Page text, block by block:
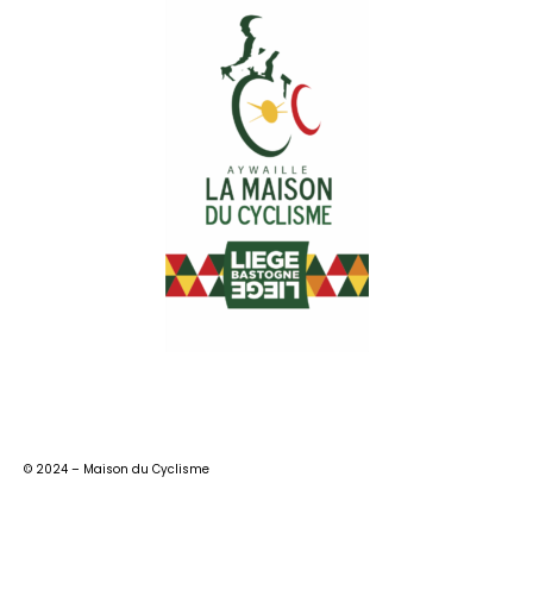
© 2024 – Maison du Cyclisme